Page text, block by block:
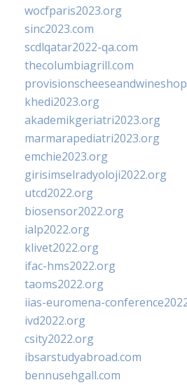
wocfparis2023.org
sinc2023.com
scdlqatar2022-qa.com
thecolumbiagrill.com
khedi2023.org
akademikgeriatri2023.org
marmarapediatri2023.org
emchie2023.org
girisimselradyoloji2022.org
utcd2022.org
biosensor2022.org
ialp2022.org
klivet2022.org
ifac-hms2022.org
taoms2022.org
iias-euromena-
ivd2022.org
csity2022.org
ibsarstudyabroad.com
bennusehgall.com